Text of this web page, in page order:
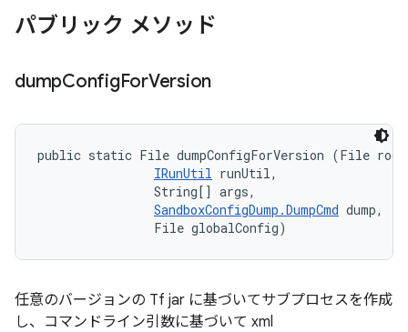
パブリック メソッド
dumpConfigForVersion
public static File dumpConfigForVersion (File
IRunUtil runUtil,
                String[] args,
SandboxConfigDump.DumpCmd dump,
                File globalConfig)
任意のバージョンの Tf jar に基づいてサブプロセスを作成
し、コマンドライン引数に基づいて xml